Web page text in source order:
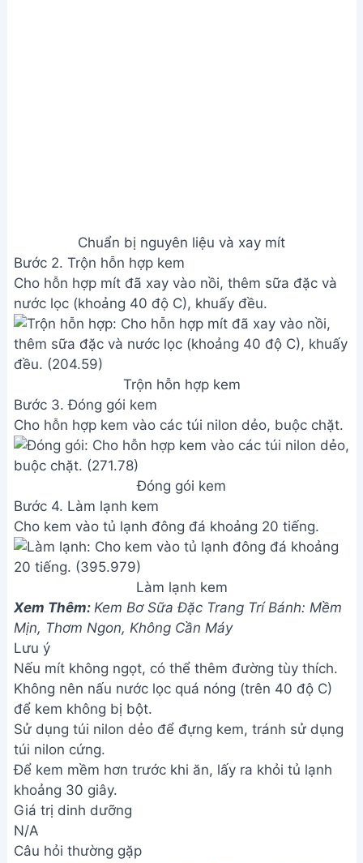
Chuẩn bị nguyên liệu và xay mít
Bước 2. Trộn hỗn hợp kem
Cho hỗn hợp mít đã xay vào nồi, thêm sữa đặc và
nước lọc (khoảng 40 độ C), khuấy đều.
Trộn hỗn hợp kem
Bước 3. Đóng gói kem
Cho hỗn hợp kem vào các túi nilon dẻo, buộc chặt.
Đóng gói kem
Bước 4. Làm lạnh kem
Cho kem vào tủ lạnh đông đá khoảng 20 tiếng.
Làm lạnh kem
Xem Thêm: Kem Bơ Sữa Đặc Trang Trí Bánh: Mềm
Mịn, Thơm Ngon, Không Cần Máy
Lưu ý
Nếu mít không ngọt, có thể thêm đường tùy thích.
Không nên nấu nước lọc quá nóng (trên 40 độ C)
để kem không bị bột.
Sử dụng túi nilon dẻo để đựng kem, tránh sử dụng
túi nilon cứng.
Để kem mềm hơn trước khi ăn, lấy ra khỏi tủ lạnh
khoảng 30 giây.
Giá trị dinh dưỡng
N/A
Câu hỏi thường gặp